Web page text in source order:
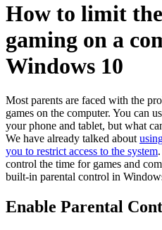
How to limit
gaming on a
Windows 10
Most parents are faced with the
games on the computer. You can
your phone and tablet, but what
We have already talked about
you to restrict access to the system
control the time for games and
built-in parental control in
Enable Parental